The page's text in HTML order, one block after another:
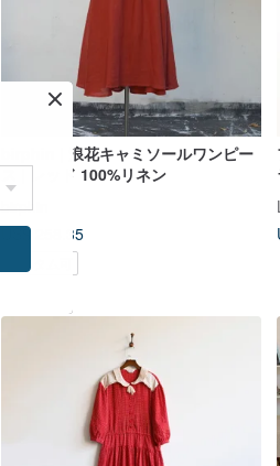
birphin | 浪花キャミソールワンピー
ス | レッド 100%リネン
birphin
US$ 258.35